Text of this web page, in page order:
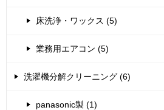
床洗浄・ワックス (5)
業務用エアコン (5)
洗濯機分解クリーニング (6)
panasonic製 (1)